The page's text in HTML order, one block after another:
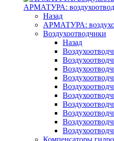
АРМАТУРА:
Назад
АРМАТУРА:
Воздухоотводчики
Назад
Компенсаторы